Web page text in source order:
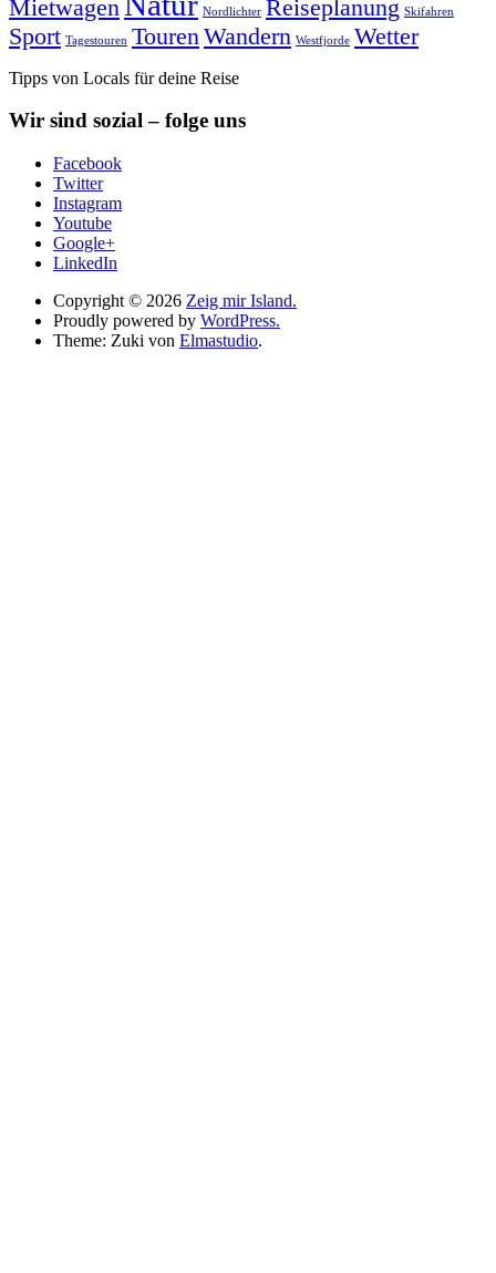
Mietwagen Nordlichter Reiseplanung Skifahren
Sport Tagestouren Touren Wandern Westfjorde Wetter
Tipps von Locals für deine Reise
Wir sind sozial – folge uns
Facebook
Twitter
Instagram
Youtube
Google+
LinkedIn
Copyright © 2026 Zeig mir Island.
Proudly powered by WordPress.
Theme: Zuki von Elmastudio.